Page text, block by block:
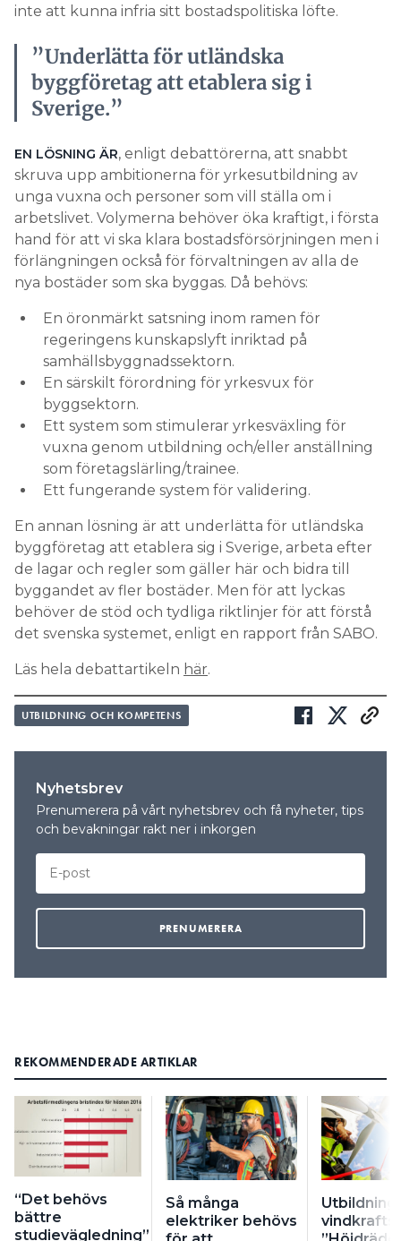
inte att kunna infria sitt bostadspolitiska löfte.
”Underlätta för utländska
byggföretag att etablera sig i
Sverige.”
EN LÖSNING ÄR, enligt debattörerna, att snabbt
skruva upp ambitionerna för yrkesutbildning av
unga vuxna och personer som vill ställa om i
arbetslivet. Volymerna behöver öka kraftigt, i första
hand för att vi ska klara bostadsförsörjningen men i
förlängningen också för förvaltningen av alla de
nya bostäder som ska byggas. Då behövs:
En öronmärkt satsning inom ramen för
regeringens kunskapslyft inriktad på
samhällsbyggnadssektorn.
En särskilt förordning för yrkesvux för
byggsektorn.
Ett system som stimulerar yrkesväxling för
vuxna genom utbildning och/eller anställning
som företagslärling/trainee.
Ett fungerande system för validering.
En annan lösning är att underlätta för utländska
byggföretag att etablera sig i Sverige, arbeta efter
de lagar och regler som gäller här och bidra till
byggandet av fler bostäder. Men för att lyckas
behöver de stöd och tydliga riktlinjer för att förstå
det svenska systemet, enligt en rapport från SABO.
Läs hela debattartikeln här.
UTBILDNING OCH KOMPETENS
Nyhetsbrev
Prenumerera på vårt nyhetsbrev och få nyheter, tips
och bevakningar rakt ner i inkorgen
REKOMMENDERADE ARTIKLAR
“Det behövs
bättre
studievägledning”
Så många
elektriker behövs
Utbildning